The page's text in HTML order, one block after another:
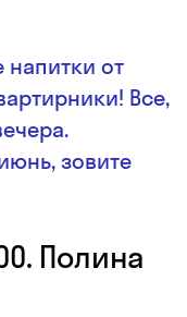
от
Все,
зовите
Полина